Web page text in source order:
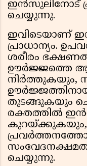
ഇൻസുലിനോട്
ചെയ്യുന്നു.
ഇവിടെയാണ്
പ്രാധാന്യം.
ശരീരം
ഊർജ്ജത്തെ
നിർത്തുകയും,
തുടങ്ങുകയും
രക്തത്തിൽ
കുറയ്ക്കുകയും,
ചെയ്യുന്നു.